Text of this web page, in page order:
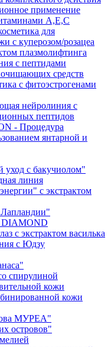
применение
A,Е,С
для
с куперозом/розацеа
плазмолифтинга
с пептидами
очищающих средств
с фитоэстрогенами
нейролиния с
пептидов
- Процедура
янтарной и
с бакучиолом"
линия
с экстрактом
DIAMOND
с экстрактом василька
с Юдзу
спирулиной
кожи
кожи
МУРЕА"
островов"